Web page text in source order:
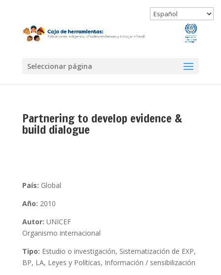
Seleccionar página
Partnering to develop evidence &
build dialogue
País: Global
Año: 2010
Autor: UNICEF
Organismo internacional
Tipo: Estudio o investigación, Sistematización de EXP,
BP, LA, Leyes y Políticas, Información / sensibilización